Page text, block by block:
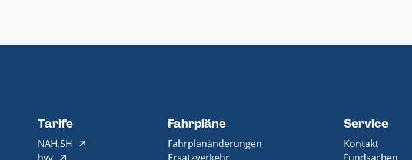
Tarife
NAH.SH
Fahrpläne
Fahrplanänderungen
Service
Kontakt